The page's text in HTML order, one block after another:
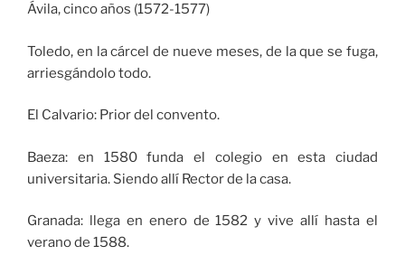
Ávila, cinco años (1572-1577)
Toledo, en la cárcel de nueve meses, de la que se fuga,
arriesgándolo todo.
El Calvario: Prior del convento.
Baeza: en 1580 funda el colegio en esta ciudad
universitaria. Siendo allí Rector de la casa.
Granada: llega en enero de 1582 y vive allí hasta el
verano de 1588.